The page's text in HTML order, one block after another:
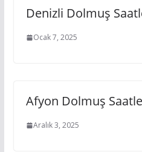
Denizli Dolmuş
Ocak 7, 2025
Afyon Dolmuş
Aralık 3, 2025